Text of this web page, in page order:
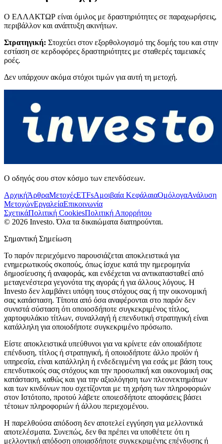
Ο ΕΛΛΑΚΤΩΡ είναι όμιλος με δραστηριότητες σε παραχωρήσεις,
περιβάλλον και ανάπτυξη ακινήτων.
Στρατηγική: Στοχεύει στον εξορθολογισμό της δομής του και στην
εστίαση σε κερδοφόρες δραστηριότητες με σταθερές ταμειακές
ροές.
Δεν υπάρχουν ακόμα στόχοι τιμών για αυτή τη μετοχή.
Ο οδηγός σου στον κόσμο των επενδύσεων.
ΑρχικήΆρθραΜετοχέςETFsΑμοιβαία ΚεφάλαιαΟμόλογαΑνάλυση
ΜετοχώνΕργαλείαΕπικοινωνία
ΣχετικάΠολιτική CookiesΠολιτική Απορρήτου
© 2026 Investo. Όλα τα δικαιώματα διατηρούνται.
Σημαντική Σημείωση
Το παρόν περιεχόμενο παρουσιάζεται αποκλειστικά για
ενημερωτικούς σκοπούς, όπως ίσχυε κατά την ημερομηνία
δημοσίευσης ή αναφοράς, και ενδέχεται να αντικατασταθεί από
μεταγενέστερα γεγονότα της αγοράς ή για άλλους λόγους. Η
Investo δεν λαμβάνει υπόψη τους στόχους σας ή την οικονομική
σας κατάσταση. Τίποτα από όσα αναφέρονται στο παρόν δεν
συνιστά σύσταση ότι οποιοσδήποτε συγκεκριμένος τίτλος,
χαρτοφυλάκιο τίτλων, συναλλαγή ή επενδυτική στρατηγική είναι
κατάλληλη για οποιοδήποτε συγκεκριμένο πρόσωπο.
Είστε αποκλειστικά υπεύθυνοι για να κρίνετε εάν οποιαδήποτε
επένδυση, τίτλος ή στρατηγική, ή οποιοδήποτε άλλο προϊόν ή
υπηρεσία, είναι κατάλληλη ή ενδεδειγμένη για εσάς με βάση τους
επενδυτικούς σας στόχους και την προσωπική και οικονομική σας
κατάσταση, καθώς και για την αξιολόγηση των πλεονεκτημάτων
και των κινδύνων που σχετίζονται με τη χρήση των πληροφοριών
στον Ιστότοπο, προτού λάβετε οποιεσδήποτε αποφάσεις βάσει
τέτοιων πληροφοριών ή άλλου περιεχομένου.
Η παρελθούσα απόδοση δεν αποτελεί εγγύηση για μελλοντικά
αποτελέσματα. Συνεπώς, δεν θα πρέπει να υποθέτετε ότι η
μελλοντική απόδοση οποιασδήποτε συγκεκριμένης επένδυσης ή